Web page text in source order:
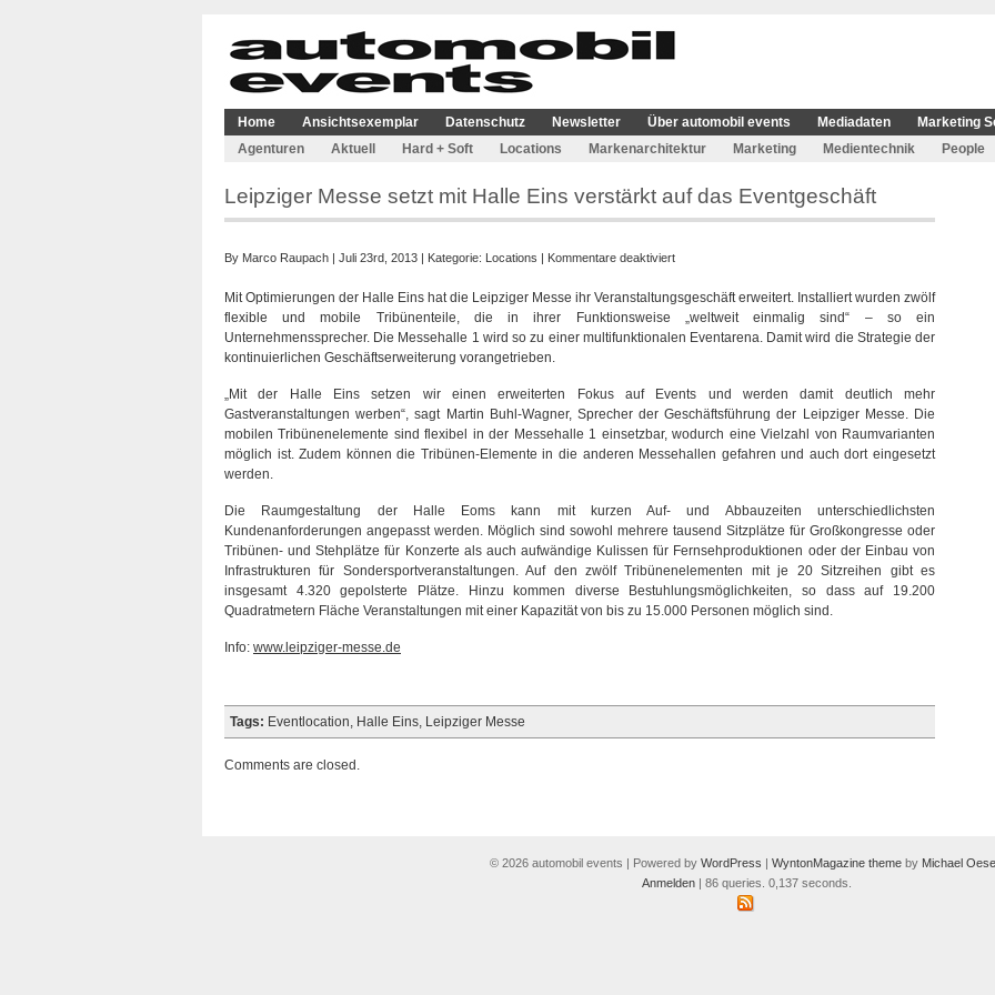
Home Ansichtsexemplar Datenschutz Newsletter Über automobil events Mediadaten
Marketing
Agenturen
Aktuell Hard + Soft Locations Markenarchitektur Marketing Medientechnik People
Leipziger Messe setzt mit Halle Eins verstärkt auf das Eventgeschäft
By Marco Raupach | Juli 23rd, 2013 | Kategorie: Locations | Kommentare deaktiviertfür
Messe
setzt
mit
verstärkt
auf
das
Eventgeschäft
Mit Optimierungen der Halle Eins hat die Leipziger Messe ihr Veranstaltungsgeschäft erweitert. Installiert wurden zwölf
flexible und mobile Tribünenteile, die in ihrer Funktionsweise „weltweit einmalig sind“ – so ein
Unternehmenssprecher. Die Messehalle 1 wird so zu einer multifunktionalen Eventarena. Damit wird die Strategie der
kontinuierlichen Geschäftserweiterung vorangetrieben.
„Mit der Halle Eins setzen wir einen erweiterten Fokus auf Events und werden damit deutlich mehr
Gastveranstaltungen werben“, sagt Martin Buhl-Wagner, Sprecher der Geschäftsführung der Leipziger Messe. Die
mobilen Tribünenelemente sind flexibel in der Messehalle 1 einsetzbar, wodurch eine Vielzahl von Raumvarianten
möglich ist. Zudem können die Tribünen-Elemente in die anderen Messehallen gefahren und auch dort eingesetzt
werden.
Die Raumgestaltung der Halle Eoms kann mit kurzen Auf- und Abbauzeiten unterschiedlichsten
Kundenanforderungen angepasst werden. Möglich sind sowohl mehrere tausend Sitzplätze für Großkongresse oder
Tribünen- und Stehplätze für Konzerte als auch aufwändige Kulissen für Fernsehproduktionen oder der Einbau von
Infrastrukturen für Sondersportveranstaltungen. Auf den zwölf Tribünenelementen mit je 20 Sitzreihen gibt es
insgesamt 4.320 gepolsterte Plätze. Hinzu kommen diverse Bestuhlungsmöglichkeiten, so dass auf 19.200
Quadratmetern Fläche Veranstaltungen mit einer Kapazität von bis zu 15.000 Personen möglich sind.
Info: www.leipziger-messe.de
Tags: Eventlocation, Halle Eins, Leipziger Messe
Comments are closed.
© 2026 automobil events | Powered by WordPress | WyntonMagazine theme by Michael
Anmelden| 86 queries. 0,137 seconds.